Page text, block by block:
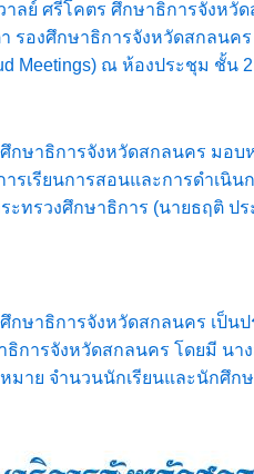
วาลย์ ศรีโคตร ศึกษาธิการจั
รองศึกษาธิการจังหวัดสกลน
Meetings) ณ ห้องประชุม ชั้
กษาธิการจังหวัดสกลนคร ม
รเรียนการสอนและการดำเ
ะทรวงศึกษาธิการ (นายธฤติ
กษาธิการจังหวัดสกลนคร เป็
ารจังหวัดสกลนคร โดยมี นา
าย จำนวนนักเรียนและนักศึ